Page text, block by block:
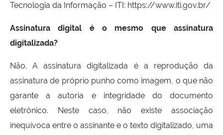
Tecnologia da Informação – ITI: https://www.iti.gov.br/
Assinatura digital é o mesmo que assinatura
digitalizada?
Não. A assinatura digitalizada é a reprodução da
assinatura de próprio punho como imagem, o que não
garante a autoria e integridade do documento
eletrônico. Neste caso, não existe associação
inequívoca entre o assinante e o texto digitalizado, uma